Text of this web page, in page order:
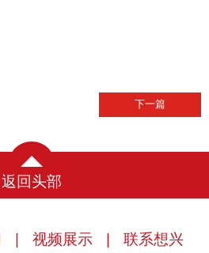
下一篇
返回头部
| 视频展示 | 联系想兴